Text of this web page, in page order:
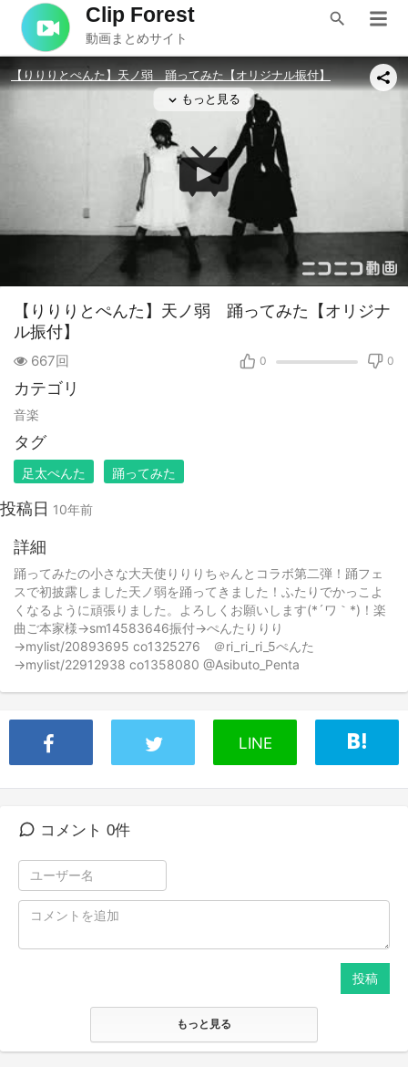
Clip Forest
動画まとめサイト
【りりりとぺんた】天ノ弱 踊ってみた【オリジナ
ル振付】
0 0
667回
カテゴリ
音楽
タグ
足太ぺんた 踊ってみた
投稿日 10年前
詳細
踊ってみたの小さな大天使りりりちゃんとコラボ第二弾！踊フェ
スで初披露しました天ノ弱を踊ってきました！ふたりでかっこよ
くなるように頑張りました。よろしくお願いします(*´ワ｀*)！楽
曲ご本家様→sm14583646振付→ぺんたりりり
→mylist/20893695 co1325276 ＠ri_ri_ri_5ぺんた
→mylist/22912938 co1358080 @Asibuto_Penta
LINE
コメント 0件
投稿
もっと見る